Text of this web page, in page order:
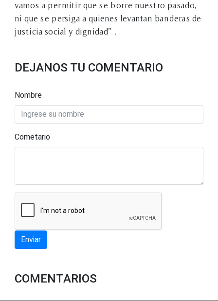
vamos a permitir que se borre nuestro pasado,
ni que se persiga a quienes levantan banderas de
justicia social y dignidad” .
DEJANOS TU COMENTARIO
Nombre
Cometario
Enviar
COMENTARIOS